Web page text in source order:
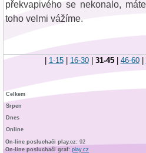
překvapivého se nekonalo,
toho velmi vážíme.
1-15| 16-30| 31-45| 46-60|
Celkem
Srpen
Dnes
Online
On-line posluchači play.cz: 92
On-line posluchači graf: play.cz